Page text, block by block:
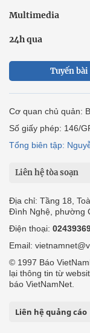
Multimedia
24h qua
Tuyến bài
Cơ quan chủ quản:
Số giấy phép: 146/
Tổng biên tập:
Liên hệ tòa soạn
Địa chỉ: Tầng 18,
Đình Nghệ, phường
Điện thoại:
Email:
© 1997 Báo
lại thông tin từ
báo VietNamNet.
Liên hệ quảng cáo